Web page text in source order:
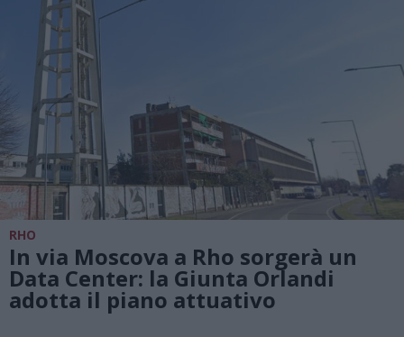
RHO
In via Moscova a Rho sorgerà un
Data Center: la Giunta Orlandi
adotta il piano attuativo